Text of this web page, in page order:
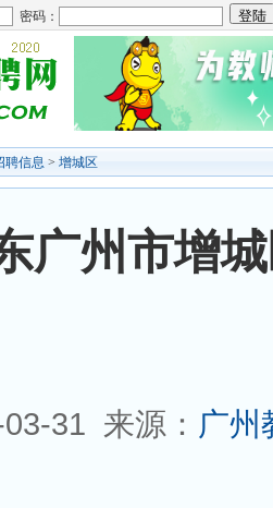
密码：
聘信息 > 增城区
广州市增
31 来源： 广州